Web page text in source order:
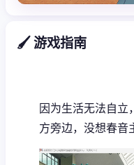
🖌️ 游戏指南
因为生活无法自立
方旁边，没想春音